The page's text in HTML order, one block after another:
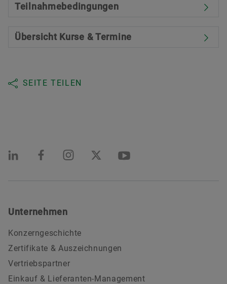
Teilnahmebedingungen
Übersicht Kurse & Termine
SEITE TEILEN
Unternehmen
Konzerngeschichte
Zertifikate & Auszeichnungen
Vertriebspartner
Einkauf & Lieferanten-Management